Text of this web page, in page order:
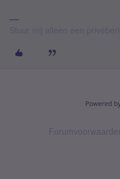
Forumvoorwaarden